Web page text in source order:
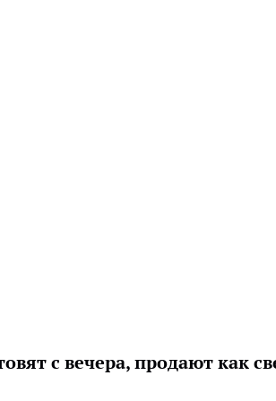
с вечера, продают как